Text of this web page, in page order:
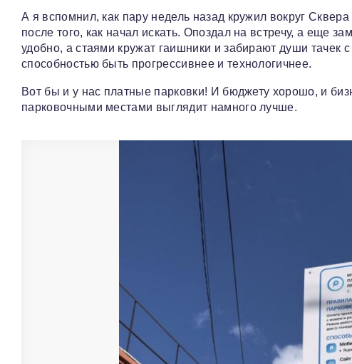
А я вспомнил, как пару недель назад кружил вокруг
после того, как начал искать. Опоздал на встречу, а еще
удобно, а стаями кружат гаишники и забирают души
способностью быть прогрессивнее и технологичнее.
Вот бы и у нас платные парковки! И бюджету хорошо, и
парковочными местами выглядит намного лучше.